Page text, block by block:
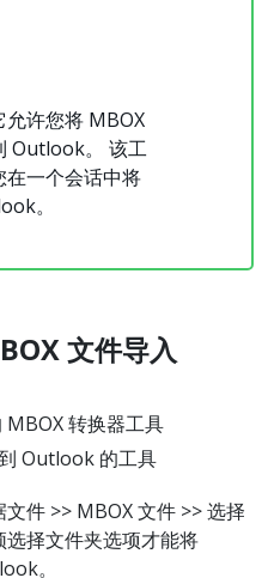
许您将 MBOX
Outlook。 该工
一个会话中将
。
文件导入
MBOX 转换器工具
件 >> MBOX 文件 >> 选择
择文件夹选项才能将
。